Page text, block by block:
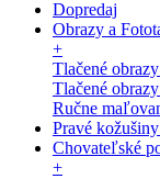
Dopredaj
Obrazy a
+
Tlačené
Tlačené
Ručne
Pravé
Chovateľské
+